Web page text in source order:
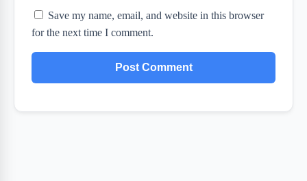
Save my name, email, and website in this browser
for the next time I comment.